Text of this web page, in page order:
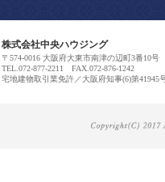
株式会社中央ハウジング
〒574-0016 大阪府大東市南津の辺町3番10号
TEL.072-877-2211 FAX.072-876-1242
宅地建物取引業免許／大阪府知事(6)第41945